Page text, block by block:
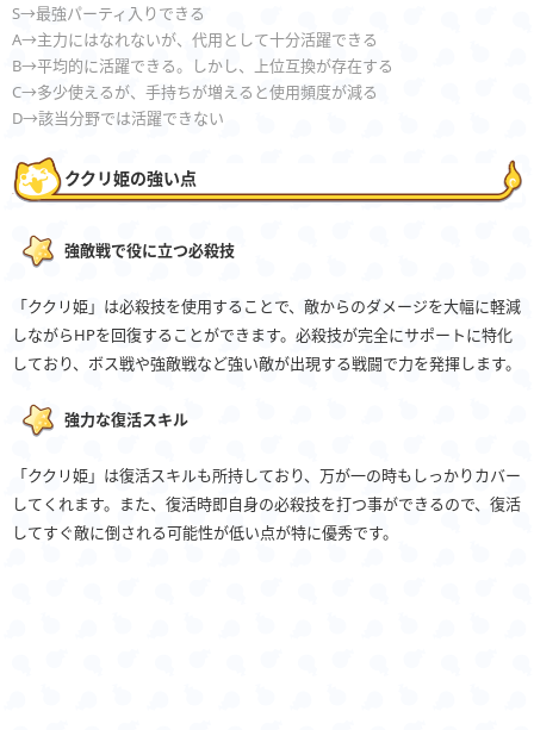
S→最強パーティ入りできる
A→主力にはなれないが、代用として十分活躍できる
B→平均的に活躍できる。しかし、上位互換が存在する
C→多少使えるが、手持ちが増えると使用頻度が減る
D→該当分野では活躍できない
ククリ姫の強い点
強敵戦で役に立つ必殺技
「ククリ姫」は必殺技を使用することで、敵からのダメージを大幅に軽減
しながらHPを回復することができます。必殺技が完全にサポートに特化
しており、ボス戦や強敵戦など強い敵が出現する戦闘で力を発揮します。
強力な復活スキル
「ククリ姫」は復活スキルも所持しており、万が一の時もしっかりカバー
してくれます。また、復活時即自身の必殺技を打つ事ができるので、復活
してすぐ敵に倒される可能性が低い点が特に優秀です。